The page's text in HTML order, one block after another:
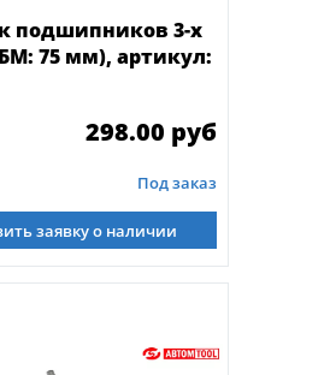
подшипников 3-х
75 мм), артикул:
298.00 руб
Под заказ
заявку о наличии